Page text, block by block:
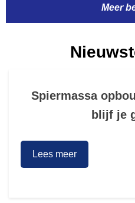
Meer
Spiermassa
blijf je
Lees meer